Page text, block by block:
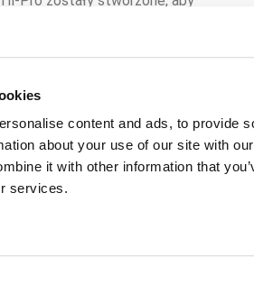
content and ads, to provide
about your use of our site with
it with other information that
services.
akwakultury, podczas gdy
wyboru tylko najlepszych
naszych pasz dla łososia i
Pro skupiło się na opracowaniu
dla tilapii, gatunku powszechnie